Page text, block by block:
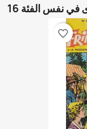
favorite_border